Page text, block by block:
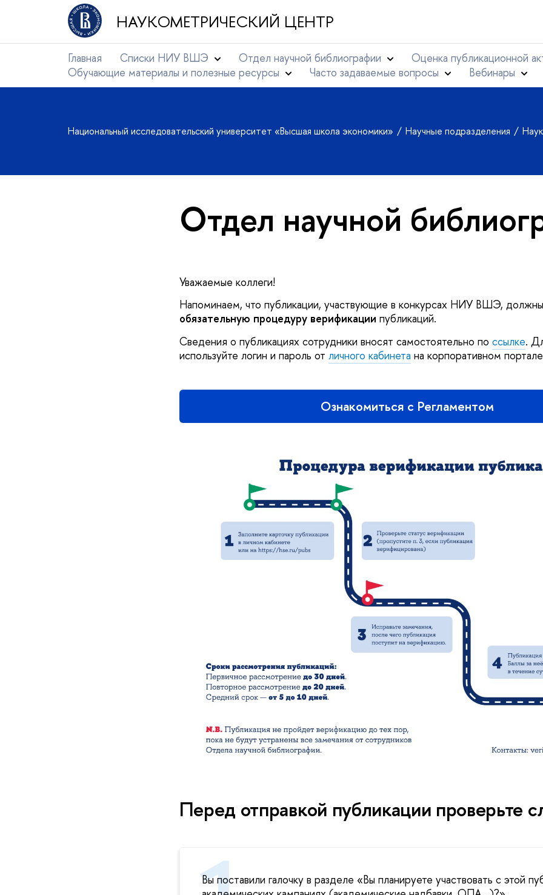
НАУКОМЕТРИЧЕСКИЙ ЦЕНТР
Главная Списки НИУ ВШЭ Отдел научной библиографии
Оценка публикационной
Обучающие материалы и полезные ресурсы
Часто задаваемые вопросы Вебинары
Национальный исследовательский университет «Высшая школа экономики» Научные подразделения
Отдел научной
Уважаемые коллеги!
Напоминаем, что публикации, участвующие в конкурсах НИУ ВШЭ,
обязательную процедуру верификации публикаций.
Сведения о публикациях сотрудники вносят самостоятельно по ссылке.
используйте логин и пароль от личного кабинета на корпоративном
Ознакомиться с Регламентом
Перед отправкой публикации проверьте
Вы поставили галочку в разделе «Вы планируете участвовать с этой